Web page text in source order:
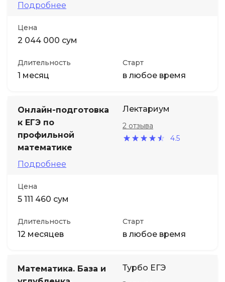
Подробнее
Цена
2 044 000 сум
Длительность
1 месяц
Старт
в любое время
Онлайн-подготовка
к ЕГЭ по
профильной
математике
Подробнее
Лектариум
4.5
2 отзыва
Цена
5 111 460 сум
Длительность
12 месяцев
Старт
в любое время
Математика. База и
Турбо ЕГЭ